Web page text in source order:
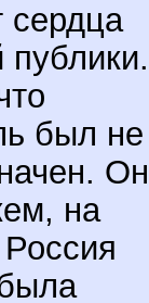
сердца
был
на
Россия